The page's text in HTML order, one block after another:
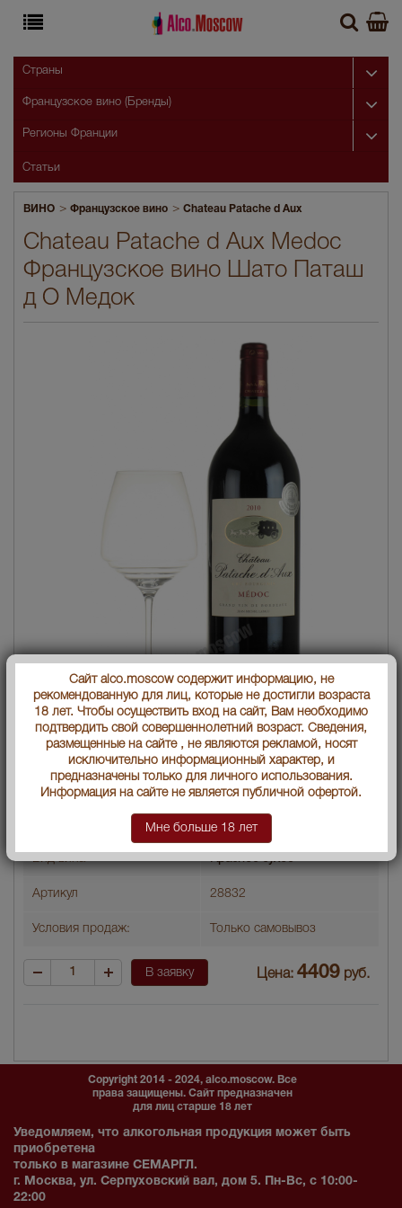
ВИНО > Французское вино > Chateau Patache d Aux
Chateau Patache d Aux Medoc
Французское вино Шато Паташ
д О Медок
Страна производства Франция
Объем бутылки
Градус 13.5
2010
Артикул 28832
Условия продаж: Только самовывоз
В заявку Цена: 4409 руб.
Страны
Французское вино (Бренды)
Регионы Франции
Статьи
Copyright 2014 - 2024, alco.moscow. Все
права защищены. Сайт предназначен
для лиц старше 18 лет
Уведомляем, что алкогольная продукция может быть
приобретена
только в магазине СЕМАРГЛ.
г. Москва, ул. Серпуховский вал, дом 5. Пн-Вс, с 10:00-
22:00
Сайт alco.moscow содержит информацию, не
рекомендованную для лиц, которые не достигли возраста
18 лет. Чтобы осуществить вход на сайт, Вам необходимо
подтвердить свой совершеннолетний возраст. Сведения,
размещенные на сайте , не являются рекламой, носят
исключительно информационный характер, и
предназначены только для личного использования.
Информация на сайте не является публичной офертой.
Мне больше 18 лет